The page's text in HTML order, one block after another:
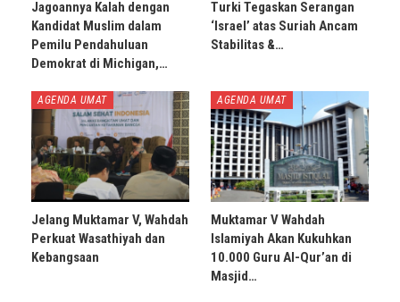
Jagoannya Kalah dengan
Kandidat Muslim dalam
Pemilu Pendahuluan
Demokrat di Michigan,…
Turki Tegaskan Serangan
‘Israel’ atas Suriah Ancam
Stabilitas &…
AGENDA UMAT
Jelang Muktamar V, Wahdah
Perkuat Wasathiyah dan
Kebangsaan
AGENDA UMAT
Muktamar V Wahdah
Islamiyah Akan Kukuhkan
10.000 Guru Al-Qur’an di
Masjid…